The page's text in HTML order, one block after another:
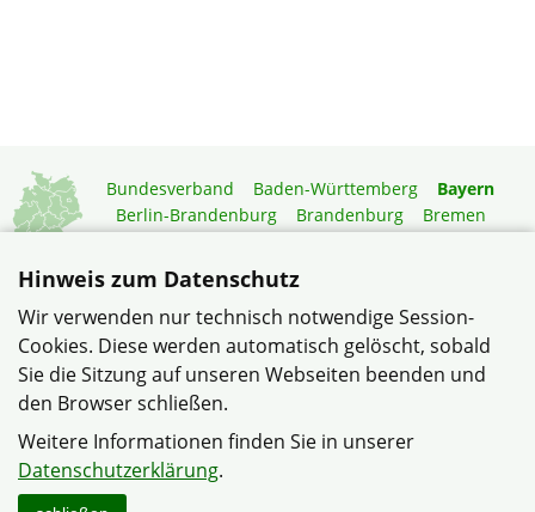
Bundesverband Baden-Württemberg
Bayern
Berlin-Brandenburg
Brandenburg
Bremen
Niedersachsen
Rheinland-Pfalz
Saarland
Sachsen-Anhalt
Schleswig-Holstein
Thüringen
Mitgliedermagazin
Gartenberatung
© Siedlergemeinschaft Sickershausen e.V. im Verband
Wohneigentum Bayern e.V.
Datenschutzerklärung
Hinweis zum Datenschutz
Wir verwenden nur technisch notwendige Session-
Cookies. Diese werden automatisch gelöscht, sobald
Sie die Sitzung auf unseren Webseiten beenden und
den Browser schließen.
Weitere Informationen finden Sie in unserer
Datenschutzerklärung.